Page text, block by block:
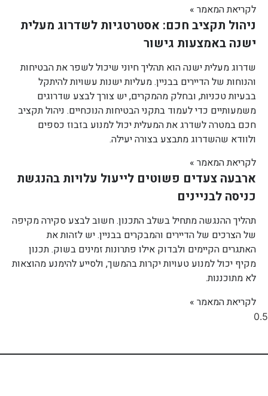
לקריאת המאמר »
ניהול תקציב חכם: אסטרטגיות לשדרוג מעלית
ישנה באמצעות גישור
שדרוג מעלית ישנה הוא תהליך חיוני שיכול לשפר את הבטיחות
והנוחות של הדיירים בבניין. מעליות ישנות עשויות להיתקל
בבעיות טכניות, ובחלק מהמקרים, יש צורך לבצע שדרוגים
משמעותיים כדי לעמוד בתקני הבטיחות הנוכחיים. ניהול תקציב
חכם במטרה לשדרג את המעלית יכול למנוע בזבוז כספים
ולוודא שהשדרוג מתבצע בצורה יעילה.
לקריאת המאמר »
ארבעה צעדים פשוטים לייעול עלויות בהנגשת
כניסה לבניינים
תהליך ההנגשה מתחיל בשלב התכנון. חשוב לבצע סקירה מקיפה
של הצרכים של הדיירים והמבקרים בבניין. יש לזהות את
האתגרים הקיימים ולבדוק אילו פתרונות זמינים בשוק. תכנון
מקיף יכול למנוע טעויות יקרות בהמשך, ולסייע להימנע מהוצאות
לא מתוכננות.
לקריאת המאמר »